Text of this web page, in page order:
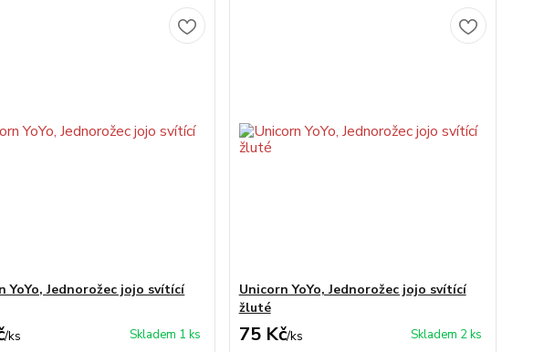
YoYo, Jednorožec jojo svítící
/ks Skladem 1 ks
Unicorn YoYo, Jednorožec jojo svítící
žluté
75 Kč/ks Skladem 2 ks